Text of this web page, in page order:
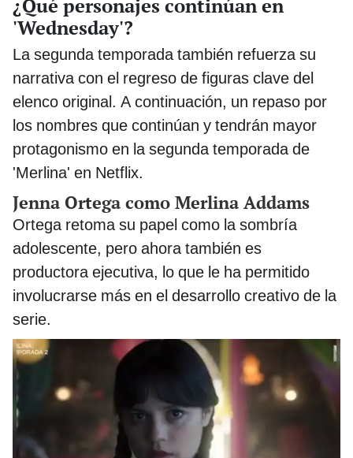
¿Qué personajes continúan en
'Wednesday'?
La segunda temporada también refuerza su
narrativa con el regreso de figuras clave del
elenco original. A continuación, un repaso por
los nombres que continúan y tendrán mayor
protagonismo en la segunda temporada de
'Merlina' en Netflix.
Jenna Ortega como Merlina Addams
Ortega retoma su papel como la sombría
adolescente, pero ahora también es
productora ejecutiva, lo que le ha permitido
involucrarse más en el desarrollo creativo de la
serie.